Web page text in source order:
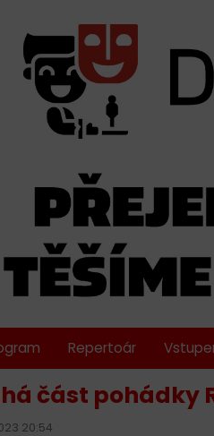
Repertoár
část pohádky
20:54